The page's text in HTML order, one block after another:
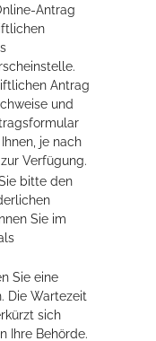
Antrag
Antrag
und
je nach
Verfügung.
bitte den
Sie im
Sie eine
Die Wartezeit
sich
Ihre Behörde.